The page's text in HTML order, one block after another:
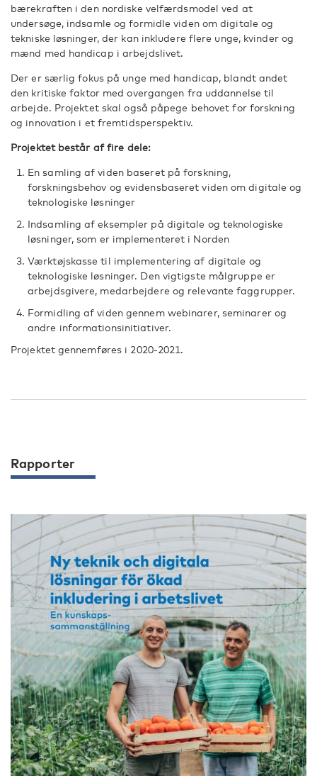
bærekraften i den nordiske velfærdsmodel ved at
undersøge, indsamle og formidle viden om digitale og
tekniske løsninger, der kan inkludere flere unge, kvinder og
mænd med handicap i arbejdslivet.
Der er særlig fokus på unge med handicap, blandt andet
den kritiske faktor med overgangen fra uddannelse til
arbejde. Projektet skal også påpege behovet for forskning
og innovation i et fremtidsperspektiv.
Projektet består af fire dele:
En samling af viden baseret på forskning,
forskningsbehov og evidensbaseret viden om digitale og
teknologiske løsninger
Indsamling af eksempler på digitale og teknologiske
løsninger, som er implementeret i Norden
Værktøjskasse til implementering af digitale og
teknologiske løsninger. Den vigtigste målgruppe er
arbejdsgivere, medarbejdere og relevante faggrupper.
Formidling af viden gennem webinarer, seminarer og
andre informationsinitiativer.
Projektet gennemføres i 2020-2021.
Rapporter